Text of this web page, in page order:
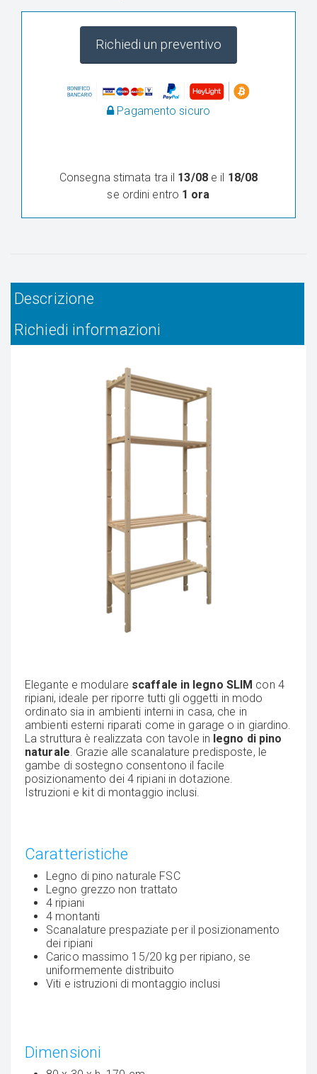
Richiedi un preventivo
Pagamento sicuro
Consegna stimata tra il 13/08e il 18/08
se ordini entro 1 ora
Descrizione
Richiedi informazioni
Elegante e modulare scaffale in legno SLIM con 4
ripiani, ideale per riporre tutti gli oggetti in modo
ordinato sia in ambienti interni in casa, che in
ambienti esterni riparati come in garage o in giardino.
La struttura è realizzata con tavole in legno di pino
naturale . Grazie alle scanalature predisposte, le
gambe di sostegno consentono il facile
posizionamento dei 4 ripiani in dotazione.
Istruzioni e kit di montaggio inclusi.
Caratteristiche
Legno di pino naturale FSC
Legno grezzo non trattato
4 ripiani
4 montanti
Scanalature prespaziate per il posizionamento
dei ripiani
Carico massimo 15/20 kg per ripiano, se
uniformemente distribuito
Viti e istruzioni di montaggio inclusi
Dimensioni